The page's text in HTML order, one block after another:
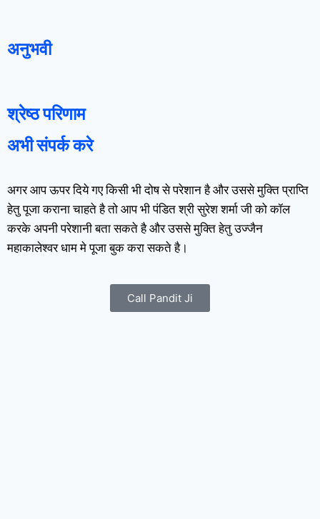
अनुभवी
श्रेष्ठ परिणाम
अभी संपर्क करे
अगर आप ऊपर दिये गए किसी भी दोष से परेशान है और उससे मुक्ति प्राप्ति
हेतु पूजा कराना चाहते है तो आप भी पंडित श्री सुरेश शर्मा जी को कॉल
करके अपनी परेशानी बता सकते है और उससे मुक्ति हेतु उज्जैन
महाकालेश्वर धाम मे पूजा बुक करा सकते है।
Call Pandit Ji